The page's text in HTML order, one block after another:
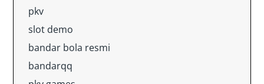
pkv
slot demo
bandar bola resmi
bandarqq